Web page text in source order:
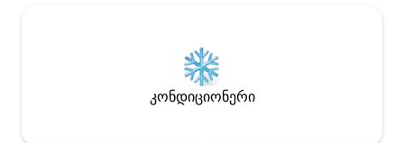
კონდიციონერი